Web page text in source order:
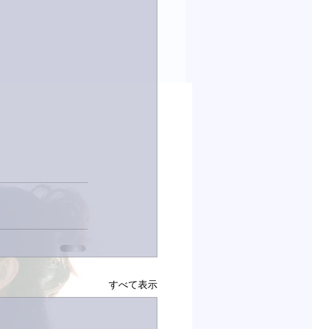
すべて表示